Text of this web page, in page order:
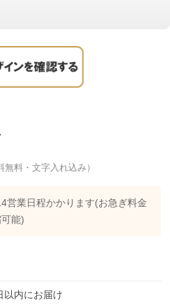
無料・文字入れ込み）
営業日程かかります(お急ぎ料金
能)
以内にお届け